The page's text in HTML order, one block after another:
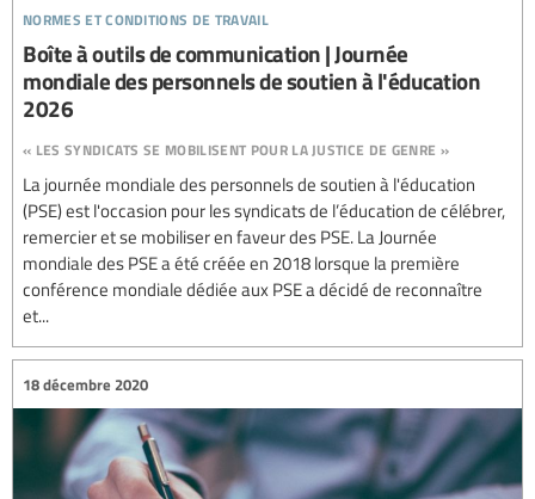
normes et conditions de travail
Boîte à outils de communication | Journée
mondiale des personnels de soutien à l'éducation
2026
« les syndicats se mobilisent pour la justice de genre »
La journée mondiale des personnels de soutien à l'éducation
(PSE) est l'occasion pour les syndicats de l’éducation de célébrer,
remercier et se mobiliser en faveur des PSE. La Journée
mondiale des PSE a été créée en 2018 lorsque la première
conférence mondiale dédiée aux PSE a décidé de reconnaître
et...
18 décembre 2020